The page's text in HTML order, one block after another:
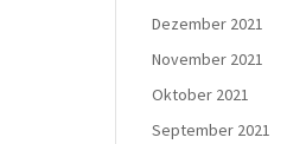
Dezember 2021
November 2021
Oktober 2021
September 2021